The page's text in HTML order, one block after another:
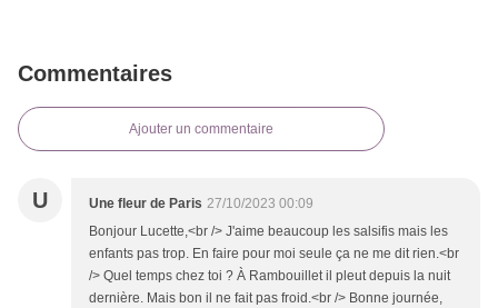
Commentaires
Ajouter un commentaire
U Une fleur de Paris 27/10/2023 00:09
Bonjour Lucette,<br /> J'aime beaucoup les salsifis mais les
enfants pas trop. En faire pour moi seule ça ne me dit rien.<br
/> Quel temps chez toi ? À Rambouillet il pleut depuis la nuit
dernière. Mais bon il ne fait pas froid.<br /> Bonne journée,